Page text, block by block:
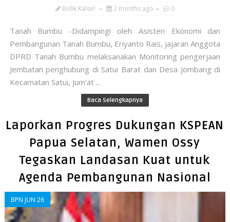
Bidik Kalsel 2 months ago 0
Tanah Bumbu -Didampingi oleh Asisten Ekonomi dan
Pembangunan Tanah Bumbu, Eriyanto Rais, jajaran Anggota
DPRD Tanah Bumbu melaksanakan Monitoring pengerjaan
Jembatan penghubung di Satui Barat dan Desa Jombang di
Kecamatan Satui, Jum'at ...
Baca Selengkapnya
Laporkan Progres Dukungan KSPEAN
Papua Selatan, Wamen Ossy
Tegaskan Landasan Kuat untuk
Agenda Pembangunan Nasional
BPN JUN 26